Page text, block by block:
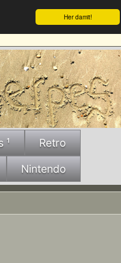
Her damit!
¹ Retro
Nintendo